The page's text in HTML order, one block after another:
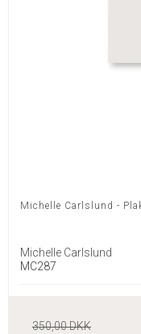
Michelle Carlslund -
Michelle Carlslund
MC287
350,00 DKK